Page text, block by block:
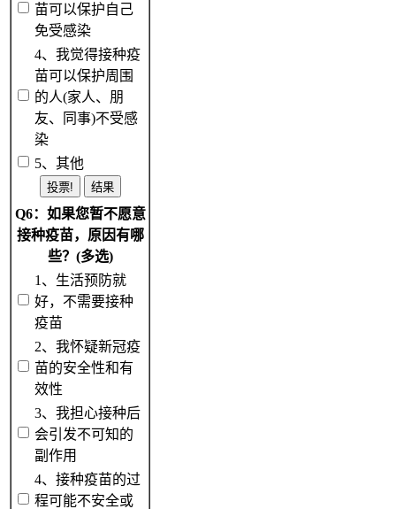
苗可以保护自己
免受感染
4、我觉得接种疫
苗可以保护周围
的人(家人、朋
友、同事)不受感
染
5、其他
Q6：如果您暂不愿意
接种疫苗，原因有哪
些？(多选)
1、生活预防就
好，不需要接种
疫苗
2、我怀疑新冠疫
苗的安全性和有
效性
3、我担心接种后
会引发不可知的
副作用
4、接种疫苗的过
程可能不安全或